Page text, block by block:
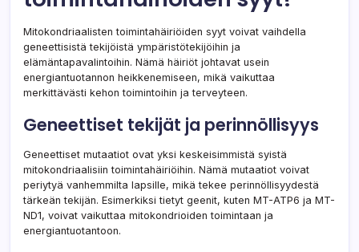
Mitokondriaalisten toimintahäiriöiden syyt voivat vaihdella
geneettisistä tekijöistä ympäristötekijöihin ja
elämäntapavalintoihin. Nämä häiriöt johtavat usein
energiantuotannon heikkenemiseen, mikä vaikuttaa
merkittävästi kehon toimintoihin ja terveyteen.
Geneettiset tekijät ja perinnöllisyys
Geneettiset mutaatiot ovat yksi keskeisimmistä syistä
mitokondriaalisiin toimintahäiriöihin. Nämä mutaatiot voivat
periytyä vanhemmilta lapsille, mikä tekee perinnöllisyydestä
tärkeän tekijän. Esimerkiksi tietyt geenit, kuten MT-ATP6 ja MT-
ND1, voivat vaikuttaa mitokondrioiden toimintaan ja
energiantuotantoon.